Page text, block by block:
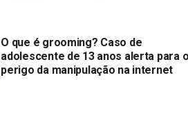
O que é grooming? Caso de
adolescente de 13 anos alerta para
perigo da manipulação na internet